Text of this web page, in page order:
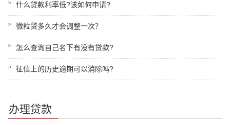
什么贷款利率低?该如何申请?
微粒贷多久才会调整一次？
怎么查询自己名下有没有贷款?
征信上的历史逾期可以消除吗?
办理贷款